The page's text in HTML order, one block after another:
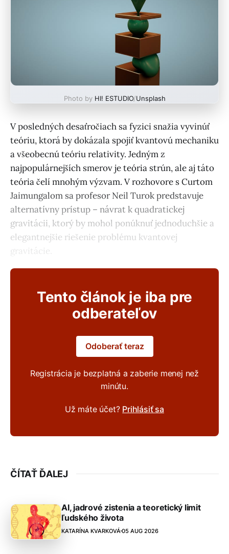
Photo by HI! ESTUDIO/Unsplash
V posledných desaťročiach sa fyzici snažia vyvinúť
teóriu, ktorá by dokázala spojiť kvantovú mechaniku
a všeobecnú teóriu relativity. Jedným z
najpopulárnejších smerov je teória strún, ale aj táto
teória čelí mnohým výzvam. V rozhovore s Curtom
Jaimungalom sa profesor Neil Turok predstavuje
alternatívny prístup – návrat k quadratickej
gravitácii, ktorý by mohol ponúknuť jednoduchšie a
elegantnejšie riešenie problému kvantovej
gravitácie.
Tento článok je iba pre
odberateľov
Odoberať teraz
Registrácia je bezplatná a zaberie menej než
minútu.
Už máte účet? Prihlásiť sa
ČÍTAŤ ĎALEJ
AI, jadrové zistenia a teoretický limit
ľudského života
KATARÍNA KVARKOVÁ05 AUG 2026